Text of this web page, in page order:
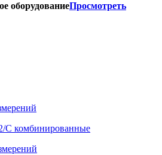
оборудованиеПросмотреть
C комбинированные